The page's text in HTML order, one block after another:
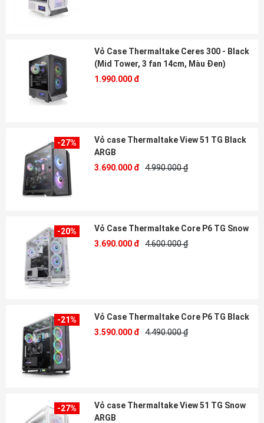
Vỏ Case Thermaltake Ceres 300 - Black
(Mid Tower, 3 fan 14cm, Màu Đen)
1.990.000 đ
-27%
Vỏ case Thermaltake View 51 TG Black
ARGB
3.690.000 đ
4.990.000 ₫
-20%
Vỏ Case Thermaltake Core P6 TG Snow
3.690.000 đ
4.600.000 ₫
-21%
Vỏ Case Thermaltake Core P6 TG Black
3.590.000 đ
4.490.000 ₫
-27%
Vỏ case Thermaltake View 51 TG Snow
ARGB